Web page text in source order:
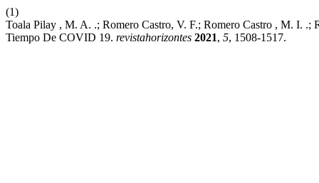
(1)
Toala Pilay , M. A. .; Romero Castro, V. F.; Romero Castro , M. I.
Tiempo De COVID 19. revistahorizontes 2021, 5, 1508-1517.